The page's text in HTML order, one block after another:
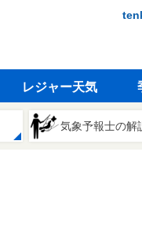
レジャー天気
気象予報士の解